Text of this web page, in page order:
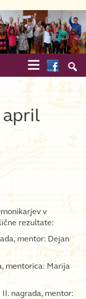


april
v
rezultate:
mentor: Dejan
mentorica: Marija
nagrada, mentor: